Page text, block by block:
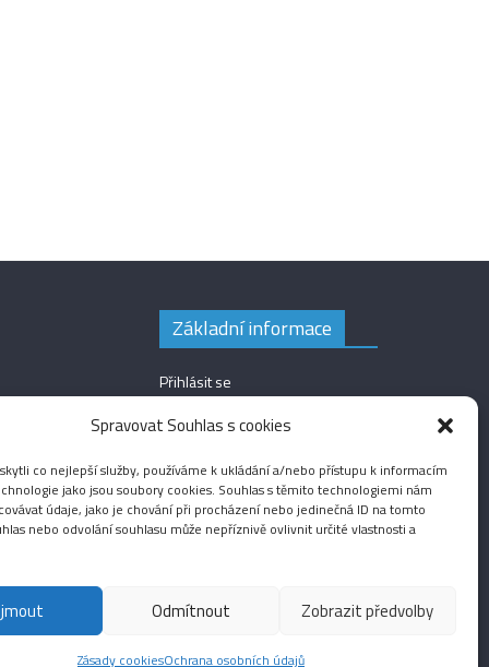
Spravovat Souhlas s cookies
co nejlepší služby, používáme k ukládání a/nebo přístupu k informacím
jako jsou soubory cookies. Souhlas s těmito technologiemi nám
údaje, jako je chování při procházení nebo jedinečná ID na tomto
nebo odvolání souhlasu může nepříznivě ovlivnit určité vlastnosti a
Odmítnout Zobrazit předvolby
Zásady cookiesOchrana osobních údajů
Základní informace
Přihlásit se
Zdroj kanálů (příspěvky)
Česká lokalizace
Audio